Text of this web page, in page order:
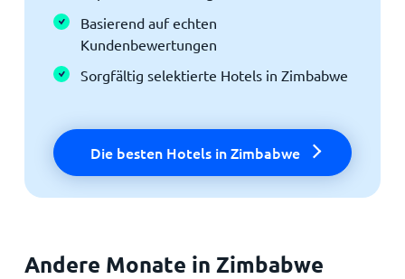
Basierend auf echten
Kundenbewertungen
Sorgfältig selektierte Hotels in Zimbabwe
Die besten Hotels in Zimbabwe
Andere Monate in Zimbabwe